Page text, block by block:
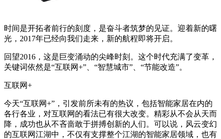
时间是开拓者前行的刻度，是奋斗者筑梦的见证。迎着新的曙
光，2017年已经向我们走来，新的航程即将开启。
回望2016，这是巨变涌动的尖峰时刻。这个时代充满了变革，
关键词依然是“互联网+”、“智慧城市”、“节能改造”。
互联网+
今天“互联网+”，引发前所未有的热议，包括智能家居在内的
各行各业，对互联网的看法已有很大改变。精彩从不会从天而
降，成功也从不吝啬敢于拼搏创新的人们。可以说，风云变幻
的互联网江湖中，不仅有支撑整个江湖的智能家居领域，也有